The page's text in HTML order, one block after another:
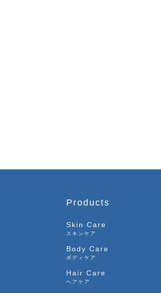
Products
Skin Care
スキンケア
Body Care
ボディケア
Hair Care
ヘアケア